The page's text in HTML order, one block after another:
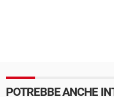
POTREBBE ANCHE